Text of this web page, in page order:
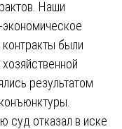
Наши
контракты были
результатом
суд отказал в иске